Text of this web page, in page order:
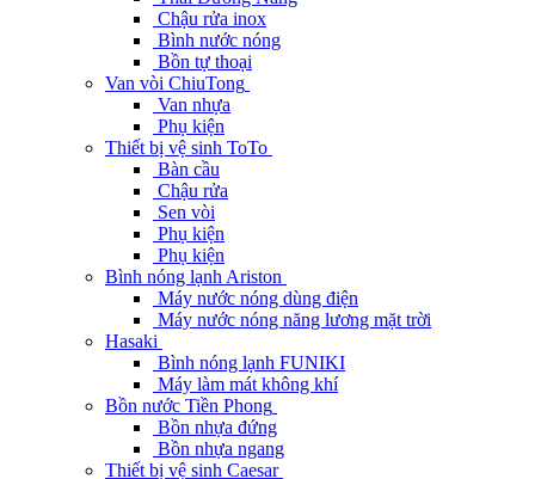
Chậu rửa inox
Bình nước nóng
Bồn tự thoại
Van vòi ChiuTong
Van nhựa
Phụ kiện
Thiết bị vệ sinh ToTo
Bàn cầu
Chậu rửa
Sen vòi
Phụ kiện
Phụ kiện
Bình nóng lạnh Ariston
Máy nước nóng dùng điện
Máy nước nóng năng lương mặt trời
Hasaki
Bình nóng lạnh FUNIKI
Máy làm mát không khí
Bồn nước Tiền Phong
Bồn nhựa đứng
Bồn nhựa ngang
Thiết bị vệ sinh Caesar